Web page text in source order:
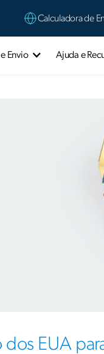
Calculadora de
Envio Ajuda e
EUA